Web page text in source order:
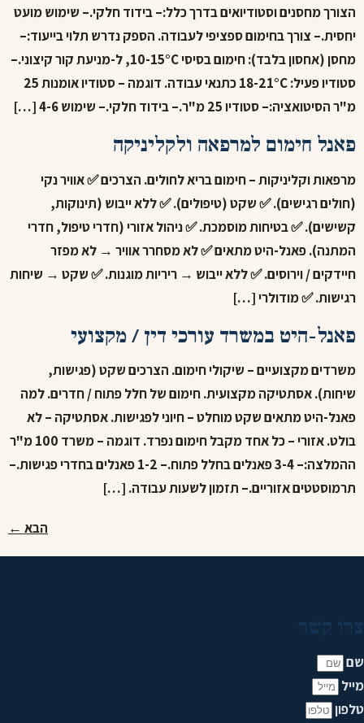
הצורך מחסנים וסטודיואים בדרך כלל:– בידוד חלקי.– שימוש מועט
יחסית.– צורך בחימום ספציפי לעבודה. הספק נדרש תלוי בייעוד:–
מחסן (אחסון בלבד): חימום בסיסי 10-15°C, ל-מניעת קור קיצוני.–
סטודיו פעיל: 18-21°C כתנאי עבודה. דוגמה – סטודיו אומנות 25
מ"ר הסיטואציה:– סטודיו 25 מ"ר.– בידוד חלקי.– שימוש 4-6 […]
פאנל חימום למרפאה ולקליניקה
מרפאות וקליניקות – חימום בריא לחולים. הצרכים ✅ אוויר נקי
(חולים רגישים). ✅ שקט (טיפולים). ✅ ללא ייבוש (תינוקות,
קשישים). ✅ בטיחות מוסמכת. ✅ ניהול אזורי (חדרי טיפול, חדרי
המתנה). פאנל-היט מתאים ✅ לא מסחרר אוויר → לא מפזר
חיידקים / וירוסים. ✅ ללא ייבוש → ריריות מוגנות. ✅ שקט → שיחות
רגישות. ✅ מודולרי […]
פאנל-היט במשרד עורכי דין / מקצועי
משרדים מקצועיים – שיקולי חימום. הצרכים שקט (פגישות,
שיחות). אסתטיקה מקצועית. חימום של חלל פתוח / חדרים. למה
פאנל-היט מתאים שקט מוחלט – חיוני לפגישות. אסתטיקה – לא
בולט. אזורי – כל אחד מקבל חימום נפרד. דוגמה – משרד 100 מ"ר
ההמלצה:– 3-4 פאנלים בחלל פתוח.– 1-2 פאנלים בחדרי פגישות.–
תרמוסטטים אזוריים.– תזמון לשעות עבודה. […]
הבא ←
צרו קשר
שם
מייל
טלפון